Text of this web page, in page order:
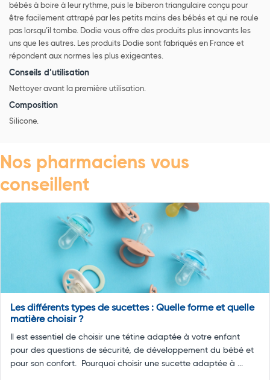
bébés à boire à leur rythme, puis le biberon triangulaire conçu pour
être facilement attrapé par les petits mains des bébés et qui ne roule
pas lorsqu’il tombe. Dodie vous offre des produits plus innovants les
uns que les autres. Les produits Dodie sont fabriqués en France et
répondent aux normes les plus exigeantes.
Conseils d’utilisation
Nettoyer avant la première utilisation.
Composition
Silicone.
Nos pharmaciens vous
conseillent
Les différents types de sucettes : Quelle forme et quelle
matière choisir ?
Il est essentiel de choisir une tétine adaptée à votre enfant
pour des questions de sécurité, de développement du bébé et
pour son confort. Pourquoi choisir une sucette adaptée à ...